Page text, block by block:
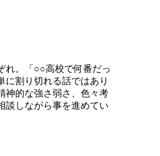
れ。「○○高校で何番だっ
に割り切れる話ではあり
神的な強さ弱さ、色々考
談しながら事を進めてい